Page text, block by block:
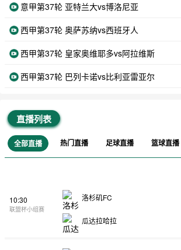
意甲第37轮 亚特兰大vs博洛尼亚
西甲第37轮 奥萨苏纳vs西班牙人
西甲第37轮 皇家奥维耶多vs阿拉维斯
西甲第37轮 巴列卡诺vs比利亚雷亚尔
直播列表
全部直播 热门直播 足球直播 篮球直播
10:30
联盟杯小组赛
洛杉矶FC
瓜达拉哈拉